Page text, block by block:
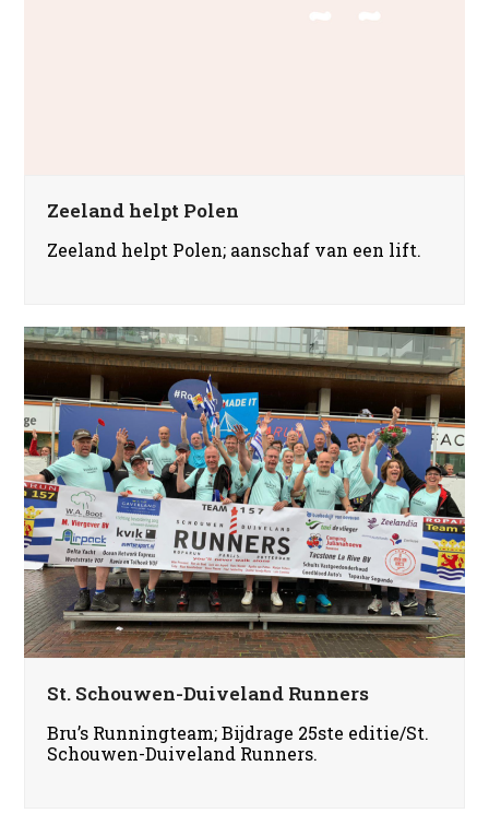
Zeeland helpt Polen
Zeeland helpt Polen; aanschaf van een lift.
St. Schouwen-Duiveland Runners
Bru’s Runningteam; Bijdrage 25ste editie/St.
Schouwen-Duiveland Runners.